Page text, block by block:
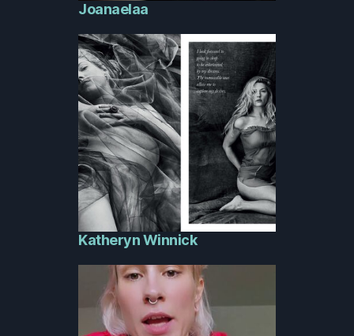
Joanaelaa
Katheryn Winnick